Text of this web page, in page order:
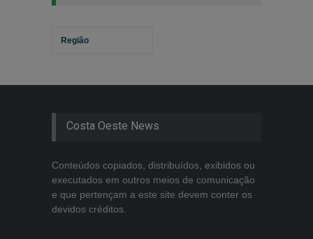
Região
Costa Oeste News
Conteúdos copiados, distribuídos, exibidos ou
executados em outros meios de comunicação
e que pertençam a este site devem conter os
devidos créditos.